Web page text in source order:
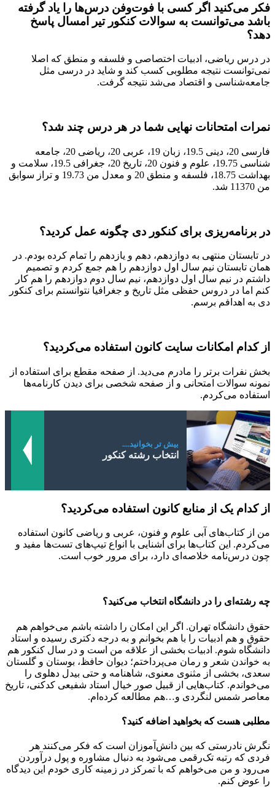
فکر می‌کنید اگر کسی با فوت‌وفن درس‌ها را یاد گرفته
باشد می‌توانست به سوالات کنکور تیر امسال پاسخ
دهد؟
در درس ریاضی، ادبیات اختصاصی و فلسفه و منطق که اصلا
نمی‌توانست نتیجه مطلوبی کسب کند و شاید در درسی مثل
جامعه‌شناسی و اقتصاد می‌شد نتیجه گرفت.
نمرات امتحانات نهایی شما در هر درس چند شد؟
فارسی 20، دینی 19.5، زبان 19، عربی 20، ریاضی 20، جامعه
شناسی 19.75، علوم و فنون 20، تاریخ 20، جغرافی 19.5، سلامت و
بهداشت 18.75، فلسفه و منطق 20 و معدل من 19.73 و تراز سوابق
من 11370 شد.
در برنامه‌ریزی برای کنکور دی چگونه عمل کردید؟
در تابستان منتهی به دوازدهم، دهم و یازدهم را تمام کرده بودم. در
همان تابستان نیم سال اول دوازدهم را هم جمع کردم و تصمیم
داشتم در نیم سال اول دوازدهم، نیم سال دوم دوازدهم را هم کار
کنم اما در دروس حفظی مثل تاریخ و جغرافیا نتوانستم برای کنکور
دی به اهدافم برسم.
از کدام امکانات سایت کانون استفاده می‌کردید؟
بخش نفرات برتر را مادرم می‌دید. از صفحه مقطع برای استفاده از
نمونه سوالات امتحانی و از صفحه شخصی برای دیدن کارنامه‌ها
استفاده می‌کردم.
بیش تر بخوانید....
انتخاب رشته کنکور
از کدام یک از منابع کانون استفاده می‌کردید؟
من از کتاب‌های آبی علوم و فنون، عربی و ریاضی کانون استفاده
می‌کردم. این کتاب‌ها برای آشنایی با انواع تیپ‌های تست‌ها مفید و
چون درس‌نامه خلاصه‌ای دارد، برای مرور خوب است.
چه رشته‌ای را در دانشگاه انتخاب می‌کنید؟
حقوق دانشگاه تهران. اگر این امکان را داشته باشم می‌خواهم هم
حقوق و هم ادبیات را با هم بخوانم و به درجه دکتری رسیده و استاد
دانشگاه شوم. ادبیات بخشی از علاقه من است و در سال کنکور هم
به خواندن شعر و رمان می‌پرداختم؛ دیوان حافظ، بوستان و گلستان
سعدی، بخشی از مثنوی معنوی، شاهنامه و حتی بیدل دهلوی را
می‌خواندم. کتاب‌هایی از قبیل صور خیال استاد شفیعی کدکنی، تاریخ
معاصر شمس لنگردی و…هم مطالعه کرده‌ام.
مطلبی هست که بخواهید اضافه کنید؟
نگرش نادرستی که بین دانش‌آموزان است که فکر می‌کنند هر
فردی که رتبه تک‌رقمی می‌شود به دنبال مشاوره و پول‌ درآوردن
می‌رود و من می‌خواهم که با تمرکز در زمینه کاری خودم این دیدگاه
را عوض کنم.